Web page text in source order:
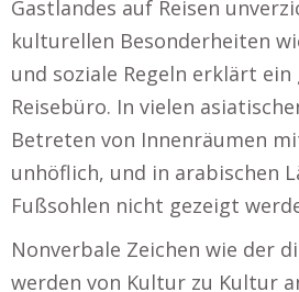
Gastlandes auf Reisen
kulturellen Besonderheiten
und soziale Regeln erklärt ein
Reisebüro. In vielen
Betreten von Innenräumen
unhöflich, und in arabischen
Fußsohlen nicht gezeigt
Nonverbale Zeichen wie der
werden von Kultur zu Kultur